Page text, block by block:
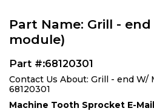
Part Name: Grill -
module)
Part #:68120301
Contact Us About: Grill - end W/
68120301
Machine Tooth Sprocket E-